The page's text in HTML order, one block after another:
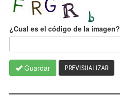
¿Cual es el código de la imagen?
Guardar PREVISUALIZAR